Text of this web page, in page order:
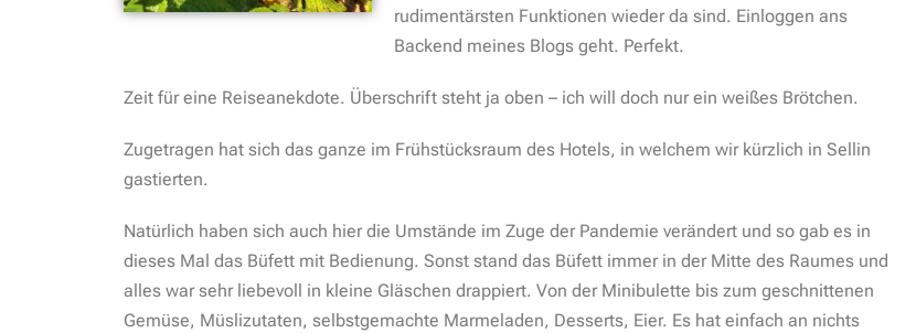
rudimentärsten Funktionen wieder da sind. Einloggen ans
Backend meines Blogs geht. Perfekt.
Zeit für eine Reiseanekdote. Überschrift steht ja oben – ich will doch nur ein weißes Brötchen.
Zugetragen hat sich das ganze im Frühstücksraum des Hotels, in welchem wir kürzlich in Sellin
gastierten.
Natürlich haben sich auch hier die Umstände im Zuge der Pandemie verändert und so gab es in
dieses Mal das Büfett mit Bedienung. Sonst stand das Büfett immer in der Mitte des Raumes und
alles war sehr liebevoll in kleine Gläschen drappiert. Von der Minibulette bis zum geschnittenen
Gemüse, Müslizutaten, selbstgemachte Marmeladen, Desserts, Eier. Es hat einfach an nichts